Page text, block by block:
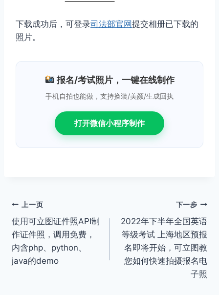
下载成功后，可登录司法部官网提交相册已下载的
照片。
报名/考试照片，一键在线制作
手机自拍也能做，支持换装/美颜/生成回执
打开微信小程序制作
文
章
导
航
上一页
使用可立图证件照API制
作证件照，调用免费，
内含php、python、
java的demo
下一步
2022年下半年全国英语
等级考试 上海地区预报
名即将开始，可立图教
您如何快速拍摄报名电
子照